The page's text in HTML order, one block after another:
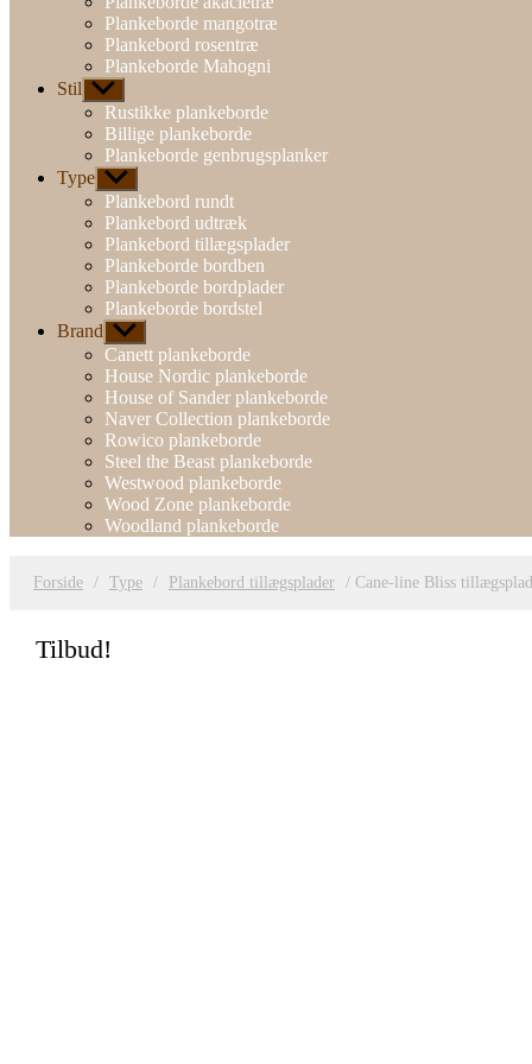
Plankeborde mangotræ
Plankebord rosentræ
Plankeborde Mahogni
Stil Vis
undermenu
Rustikke plankeborde
Billige plankeborde
Plankeborde genbrugsplanker
Type Vis
undermenu
Plankebord rundt
Plankebord udtræk
Plankebord tillægsplader
Plankeborde bordben
Plankeborde bordplader
Plankeborde bordstel
Brand Vis
undermenu
Canett plankeborde
House Nordic plankeborde
House of Sander plankeborde
Naver Collection plankeborde
Rowico plankeborde
Steel the Beast plankeborde
Westwood plankeborde
Wood Zone plankeborde
Woodland plankeborde
Forside / Type / Plankebord tillægsplader / Cane-line Bliss
Tilbud!